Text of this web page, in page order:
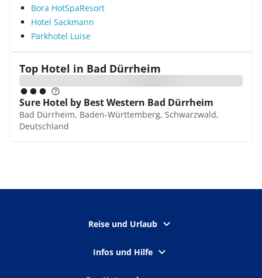
Bora HotSpaResort
Hotel Sackmann
Parkhotel Luise
Top Hotel in Bad Dürrheim
Sure Hotel by Best Western Bad Dürrheim
Bad Dürrheim, Baden-Württemberg, Schwarzwald,
Deutschland
Reise und Urlaub
Infos und Hilfe